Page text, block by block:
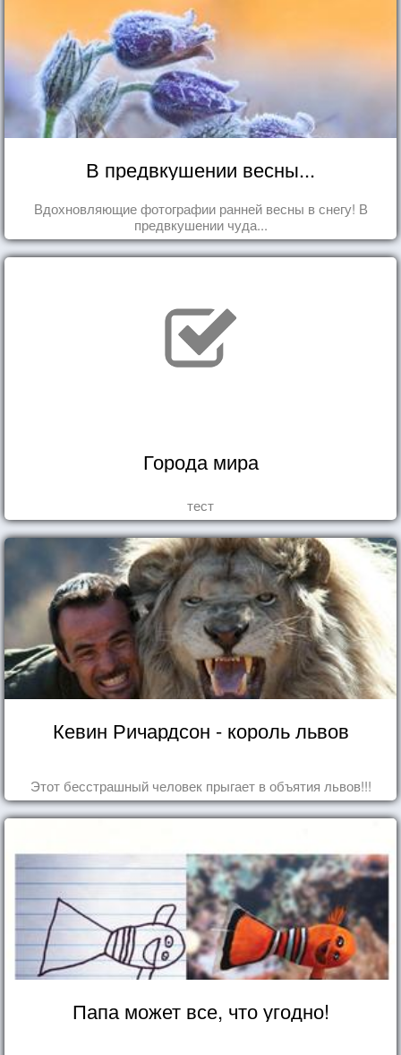
В предвкушении весны...
Вдохновляющие фотографии ранней весны в снегу! В
предвкушении чуда...
Города мира
тест
Кевин Ричардсон - король львов
Этот бесстрашный человек прыгает в объятия львов!!!
Папа может все, что угодно!